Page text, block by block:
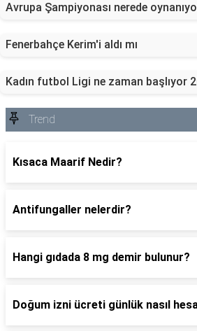
Avrupa Şampiyonası nerede
Fenerbahçe Kerim'i aldı mı
Kadın futbol Ligi ne zaman başlıyor
Trend
Kısaca Maarif Nedir?
Antifungaller nelerdir?
Hangi gıdada 8 mg demir bulunur?
Doğum izni ücreti günlük nasıl